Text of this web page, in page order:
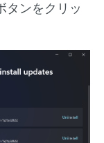
タンをクリッ